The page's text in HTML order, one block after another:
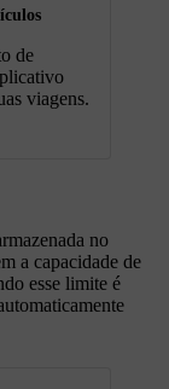
de
viagens.
no
a capacidade de
esse limite é